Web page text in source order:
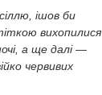
ішов би
вихопилися
а ще далі —
червивих